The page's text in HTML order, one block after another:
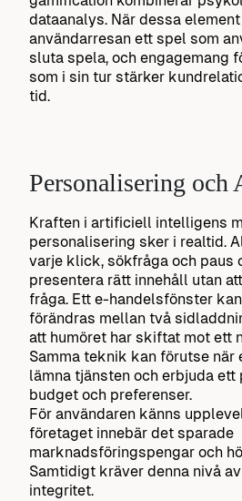
dataanalys. När dessa
användarresan ett spel som
sluta spela, och engagemang
som i sin tur stärker
tid.
Personalisering och
Kraften i artificiell intelligens
personalisering sker i realtid.
varje klick, sökfråga och paus
presentera rätt innehåll utan
fråga. Ett e-handelsfönster
förändras mellan två
att humöret har skiftat mot ett
Samma teknik kan förutse när
lämna tjänsten och erbjuda ett
budget och preferenser.
För användaren känns
företaget innebär det sparade
marknadsföringspengar och
Samtidigt kräver denna nivå
integritet.